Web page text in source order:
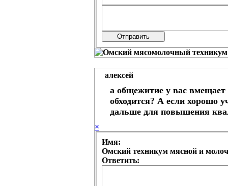
алексей
а общежитие у вас вмещает
обходится? А если хорошо
дальше для повышения
×
Имя:
Омский техникум мясной и
Ответить: